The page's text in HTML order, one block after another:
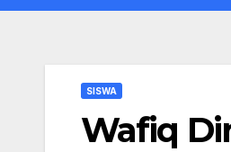
SISWA
Wafiq